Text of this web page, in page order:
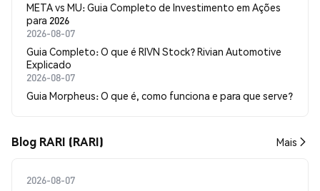
META vs MU: Guia Completo de Investimento em Ações
para 2026
2026-08-07
Guia Completo: O que é RIVN Stock? Rivian Automotive
Explicado
2026-08-07
Guia Morpheus: O que é, como funciona e para que serve?
Blog RARI (RARI) Mais
2026-08-07